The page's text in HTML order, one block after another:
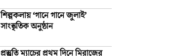
শিল্পকলায় ‘গানে গানে জুলাই’
সাংস্কৃতিক অনুষ্ঠান
প্রস্তুতি ম্যাচের প্রথম দিনে মিরাজের